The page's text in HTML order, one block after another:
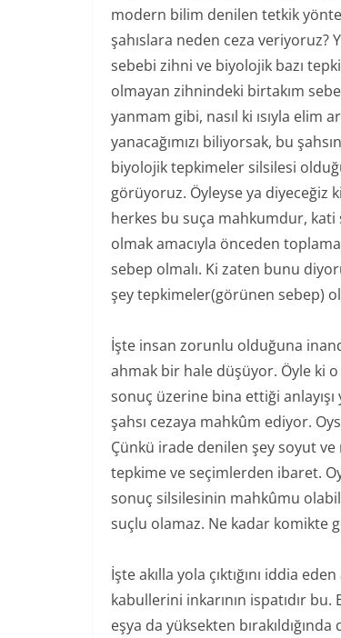
modern bilim denilen tetkik
şahıslara neden ceza veriyoruz?
sebebi zihni ve biyolojik bazı
olmayan zihnindeki birtakım
yanmam gibi, nasıl ki ısıyla
yanacağımızı biliyorsak, bu
biyolojik tepkimeler silsilesi
görüyoruz. Öyleyse ya diyeceğiz
herkes bu suça mahkumdur,
olmak amacıyla önceden
sebep olmalı. Ki zaten bunu
şey tepkimeler(görünen sebep)
İşte insan zorunlu olduğuna
ahmak bir hale düşüyor. Öyle ki
sonuç üzerine bina ettiği
şahsı cezaya mahkûm ediyor.
Çünkü irade denilen şey soyut
tepkime ve seçimlerden ibaret.
sonuç silsilesinin mahkûmu
suçlu olamaz. Ne kadar komikte
İşte akılla yola çıktığını iddia
kabullerini inkarının ispatıdır
eşya da yüksekten